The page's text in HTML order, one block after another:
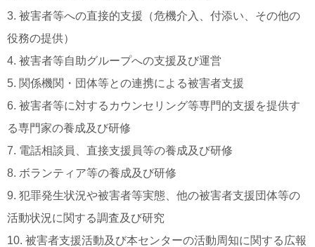
3. 被害者等への直接的支援（危機介入、付添い、その他の
役務の提供）
4. 被害者等自助グループへの支援及び運営
5. 関係機関・団体等との連携による被害者支援
6. 被害者等に対するカウンセリング等専門的支援を提供す
る専門家の養成及び研修
7. 電話相談員、直接支援員等の養成及び研修
8. ボランティア等の養成及び研修
9. 犯罪発生状況や被害者等実態、他の被害者支援団体等の
活動状況に関する調査及び研究
10. 被害者支援活動及び本センターの活動周知に関する広報